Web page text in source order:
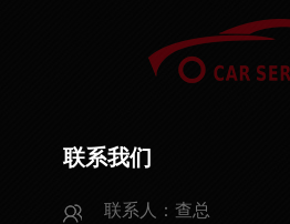
联系我们
联系人：查总